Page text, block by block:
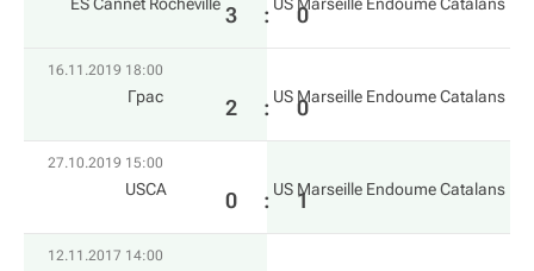
3 : 0
16.11.2019 18:00
Грас 2 : 0
US Marseille Endoume Catalans
27.10.2019 15:00
USCA 0 : 1
US Marseille Endoume Catalans
12.11.2017 14:00